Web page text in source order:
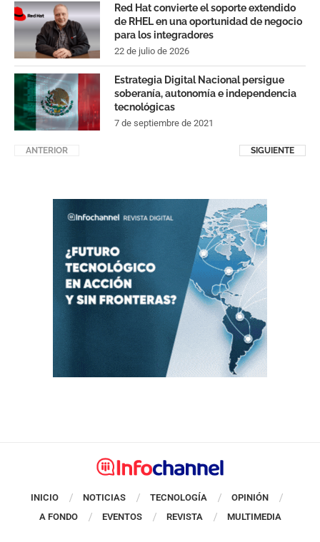
Red Hat convierte el soporte extendido
de RHEL en una oportunidad de negocio
para los integradores
22 de julio de 2026
Estrategia Digital Nacional persigue
soberanía, autonomía e independencia
tecnológicas
7 de septiembre de 2021
ANTERIOR SIGUIENTE
INICIO NOTICIAS TECNOLOGÍA
OPINIÓN
A FONDO
EVENTOS REVISTA MULTIMEDIA